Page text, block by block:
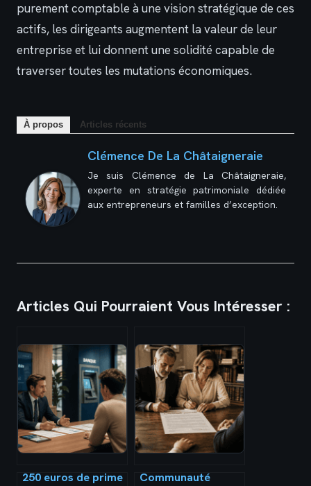
purement comptable à une vision stratégique de ces
actifs, les dirigeants augmentent la valeur de leur
entreprise et lui donnent une solidité capable de
traverser toutes les mutations économiques.
À propos Articles récents
Clémence De La Châtaigneraie
Je suis Clémence de La Châtaigneraie,
experte en stratégie patrimoniale dédiée
aux entrepreneurs et familles d’exception.
Articles Qui Pourraient Vous Intéresser :
250 euros de prime
Communauté